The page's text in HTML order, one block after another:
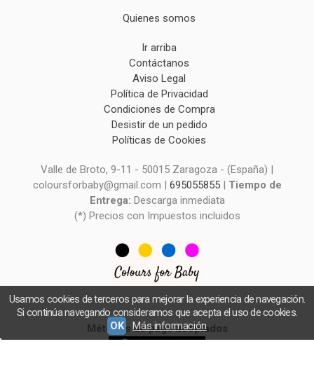
Quienes somos
Ir arriba
Contáctanos
Aviso Legal
Política de Privacidad
Condiciones de Compra
Desistir de un pedido
Políticas de Cookies
Valle de Broto, 9-11 - 50015 Zaragoza - (España) |
coloursforbaby@gmail.com | 695055855| Tiempo de
Entrega: Descarga inmediata
(*) Precios con Impuestos incluidos
Métodos de pago aceptados
Usamos cookies de terceros para mejorar la experiencia de navegación.
Si continúa navegando consideramos que acepta el uso de cookies.
OK
Más información